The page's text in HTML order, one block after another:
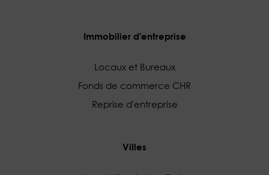
Immobilier d'entreprise
Locaux et Bureaux
Fonds de commerce CHR
Reprise d'entreprise
Villes